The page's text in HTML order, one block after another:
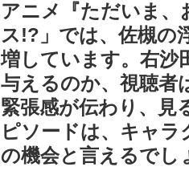
アニメ『ただいま、
ス!?」では、佐槻の
増しています。右沙
与えるのか、視聴者
緊張感が伝わり、見
ピソードは、キャラ
の機会と言えるでし